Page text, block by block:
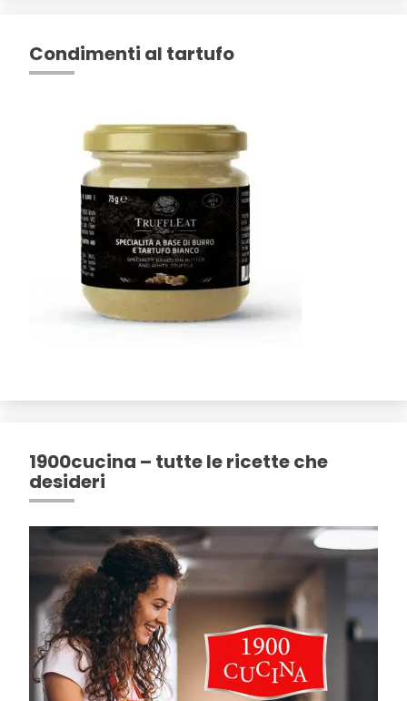
Condimenti al tartufo
1900cucina – tutte le ricette che
desideri